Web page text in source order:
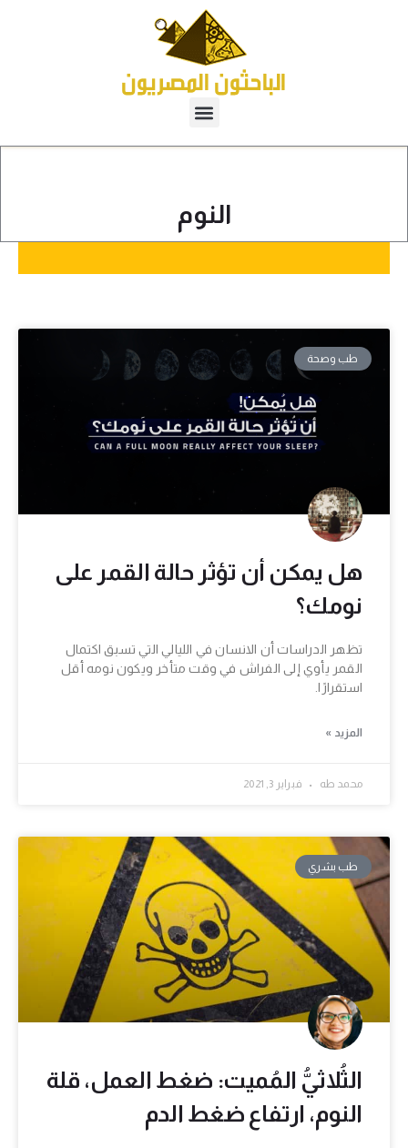
النوم
طب وصحة
هل يمكن أن تؤثر حالة القمر على
نومك؟
تظهر الدراسات أن الانسان في الليالي التي تسبق اكتمال
القمر يأوي إلى الفراش في وقت متأخر ويكون نومه أقل
استقرارًا.
المزيد »
محمد طه فبراير 3, 2021
طب بشري
الثُلاثيُّ المُميت: ضغط العمل، قلة
النوم، ارتفاع ضغط الدم